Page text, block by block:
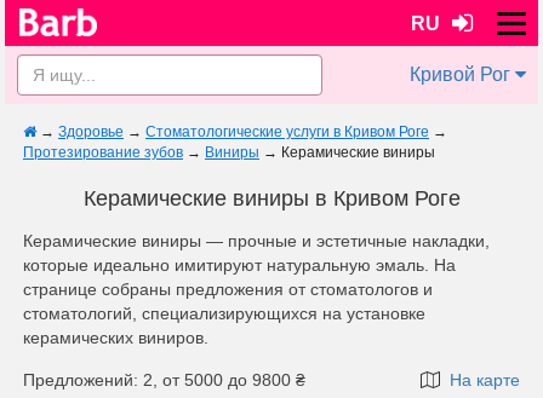
RU
Кривой Рог
→ Здоровье → Стоматологические услуги в Кривом Роге →
Протезирование зубов → Виниры → Керамические виниры
Керамические виниры в Кривом Роге
Керамические виниры — прочные и эстетичные накладки,
которые идеально имитируют натуральную эмаль. На
странице собраны предложения от стоматологов и
стоматологий, специализирующихся на установке
керамических виниров.
Предложений: 2, от 5000 до 9800 ₴ На карте